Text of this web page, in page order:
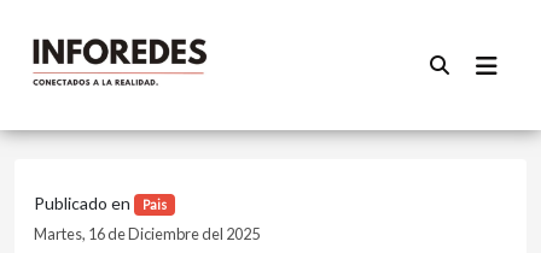
Publicado en Pais
Martes, 16 de Diciembre del 2025